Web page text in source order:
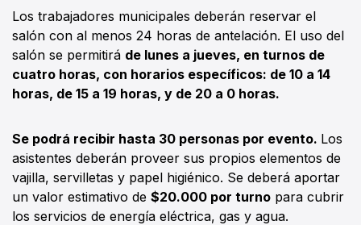
Los trabajadores municipales deberán reservar el
salón con al menos 24 horas de antelación. El uso del
salón se permitirá de lunes a jueves, en turnos de
cuatro horas, con horarios específicos: de 10 a 14
horas, de 15 a 19 horas, y de 20 a 0 horas.
Se podrá recibir hasta 30 personas por evento. Los
asistentes deberán proveer sus propios elementos de
vajilla, servilletas y papel higiénico. Se deberá aportar
un valor estimativo de $20.000 por turno para cubrir
los servicios de energía eléctrica, gas y agua.